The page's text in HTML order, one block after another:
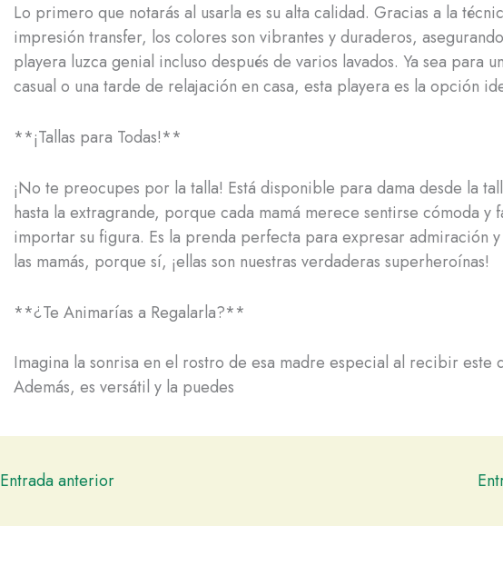
Lo primero que notarás al usarla es su alta calidad. Gracias a la
impresión transfer, los colores son vibrantes y duraderos,
playera luzca genial incluso después de varios lavados. Ya sea para
casual o una tarde de relajación en casa, esta playera es la opción
**¡Tallas para Todas!**
¡No te preocupes por la talla! Está disponible para dama desde la
hasta la extragrande, porque cada mamá merece sentirse cómoda y
importar su figura. Es la prenda perfecta para expresar admiración
las mamás, porque sí, ¡ellas son nuestras verdaderas superheroínas!
**¿Te Animarías a Regalarla?**
Imagina la sonrisa en el rostro de esa madre especial al recibir este
Además, es versátil y la puedes
Entrada anterior